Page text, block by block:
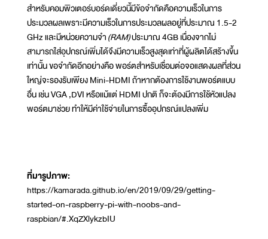
สำหรับคอมพิวเตอร์บอร์ดเดี่ยวนี้มีข้อจำกัดคือความเร็วในการ
ประมวลผลเพราะมีความเร็วในการประมวลผลอยู่ที่ประมาณ 1.5-2
GHz และมีหน่วยความจำ(RAM)ประมาณ 4GB เนื่องจากไม่
สามารถใส่อุปกรณ์เพิ่มได้จึงมีความเร็วสูงสุดเท่าที่ผู้ผลิตได้สร้างขึ้น
เท่านั้น ขอจำกัดอีกอย่างคือ พอร์ตสำหรับเชื่อมต่อจอแสดงผลที่ส่วน
ใหญ่จะรองรับเพียง Mini-HDMI ถ้าหากต้องการใช้งานพอร์ตแบบ
อื่น เช่น VGA ,DVI หรือแม้แต่ HDMI ปกติ ก็จะต้องมีการใช้หัวแปลง
พอร์ตมาช่วย ทำให้มีค่าใช้จ่ายในการซื้ออุปกรณ์แปลงเพิ่ม
ที่มารูปภาพ:
https://kamarada.github.io/en/2019/09/29/getting-
started-on-raspberry-pi-with-noobs-and-
raspbian/#.XqZXlykzbIU